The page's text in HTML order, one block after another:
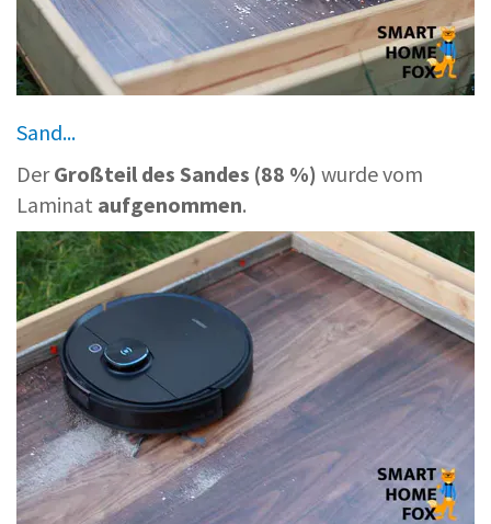
Sand...
DerGroßteil des Sandes (88 %) wurde vom
Laminat aufgenommen.